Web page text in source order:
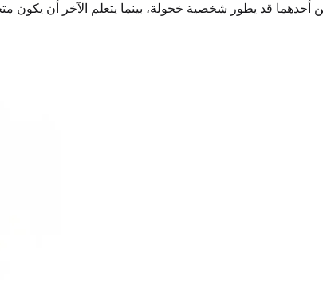
قد يطور شخصية خجولة، بينما يتعلم الآخر أن يكون